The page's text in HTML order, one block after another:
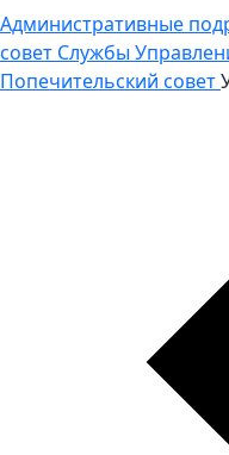
Административные
совет Службы
Попечительский совет